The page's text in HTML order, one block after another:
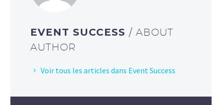
EVENT SUCCESS / ABOUT
AUTHOR
Voir tous les articles dans Event Success